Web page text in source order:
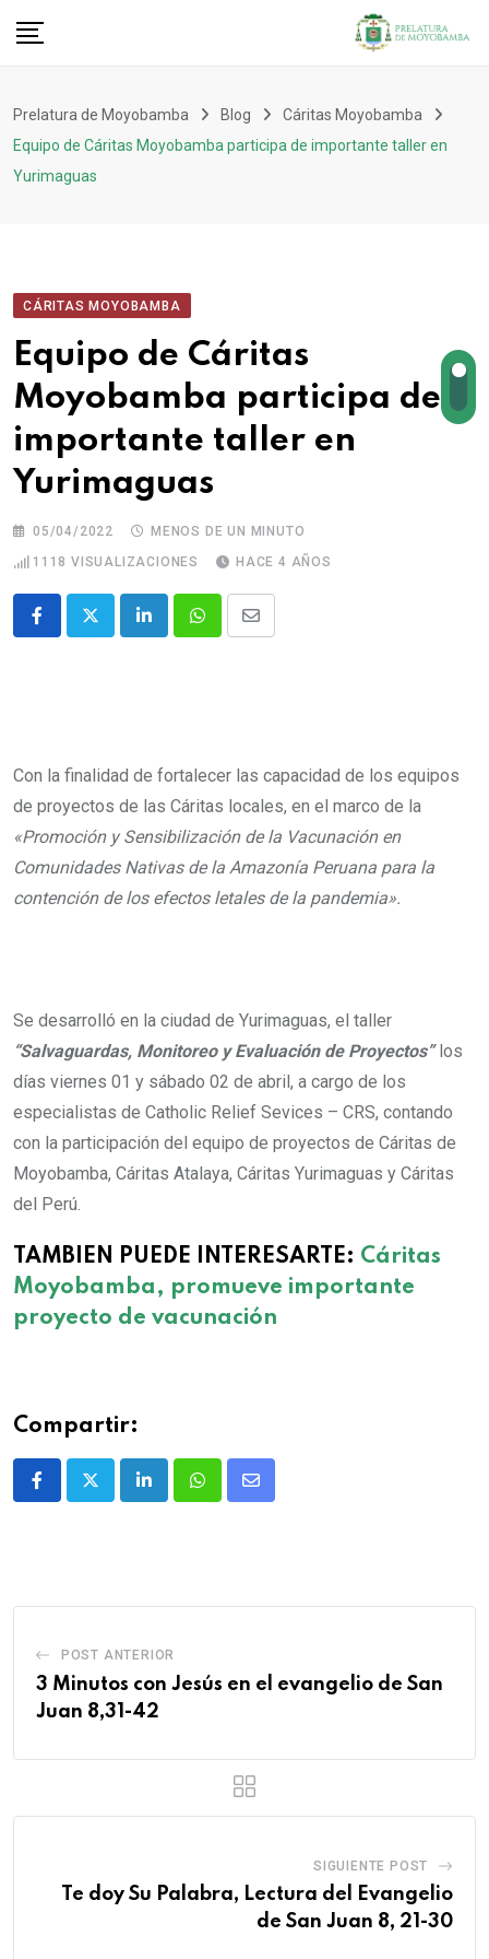
Prelatura de Moyobamba Blog
Cáritas Moyobamba
Equipo de Cáritas Moyobamba participa de importante taller en
Yurimaguas
CÁRITAS MOYOBAMBA
Equipo de Cáritas
Moyobamba participa de
importante taller en
Yurimaguas
05/04/2022
MENOS DE UN MINUTO
1118 VISUALIZACIONES HACE 4 AÑOS
Con la finalidad de fortalecer las capacidad de los equipos
de proyectos de las Cáritas locales, en el marco de la
«Promoción y Sensibilización de la Vacunación en
Comunidades Nativas de la Amazonía Peruana para la
contención de los efectos letales de la pandemia».
Se desarrolló en la ciudad de Yurimaguas, el taller
“Salvaguardas, Monitoreo y Evaluación de Proyectos”los
días viernes 01 y sábado 02 de abril, a cargo de los
especialistas de Catholic Relief Sevices – CRS, contando
con la participación del equipo de proyectos de Cáritas de
Moyobamba, Cáritas Atalaya, Cáritas Yurimaguas y Cáritas
del Perú.
TAMBIEN PUEDE INTERESARTE: Cáritas
Moyobamba, promueve importante
proyecto de vacunación
Compartir:
POST ANTERIOR
3 Minutos con Jesús en el evangelio de San
Juan 8,31-42
SIGUIENTE POST
Te doy Su Palabra, Lectura del Evangelio
de San Juan 8, 21-30